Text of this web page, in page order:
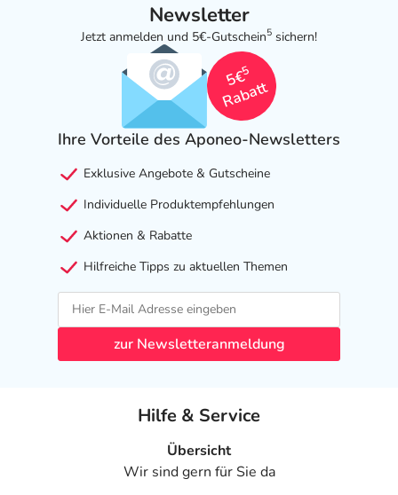
Newsletter
Jetzt anmelden und 5€-Gutschein5 sichern!
5€
5
Rabatt
Ihre Vorteile des Aponeo-Newsletters
Exklusive Angebote & Gutscheine
Individuelle Produktempfehlungen
Aktionen & Rabatte
Hilfreiche Tipps zu aktuellen Themen
zur Newsletteranmeldung
Hilfe & Service
Übersicht
Wir sind gern für Sie da